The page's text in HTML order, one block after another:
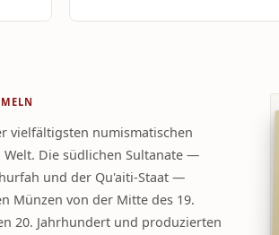
vielfältigsten numismatischen
Die südlichen Sultanate —
und der Qu'aiti-Staat —
Münzen von der Mitte des 19.
20. Jahrhundert und produzierten